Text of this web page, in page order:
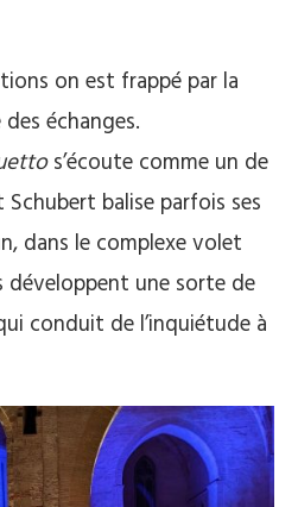
on est frappé par la
échanges.
s’écoute comme un de
balise parfois ses
dans le complexe volet
développent une sorte de
conduit de l’inquiétude à